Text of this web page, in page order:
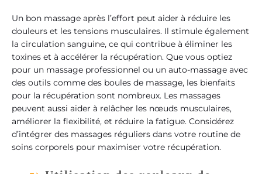
Un bon massage après l’effort peut aider à réduire les
douleurs et les tensions musculaires. Il stimule également
la circulation sanguine, ce qui contribue à éliminer les
toxines et à accélérer la récupération. Que vous optiez
pour un massage professionnel ou un auto-massage avec
des outils comme des boules de massage, les bienfaits
pour la récupération sont nombreux. Les massages
peuvent aussi aider à relâcher les nœuds musculaires,
améliorer la flexibilité, et réduire la fatigue. Considérez
d’intégrer des massages réguliers dans votre routine de
soins corporels pour maximiser votre récupération.